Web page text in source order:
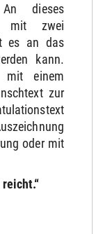
dieses
mit zwei
es an das
kann.
mit einem
zur
oder mit